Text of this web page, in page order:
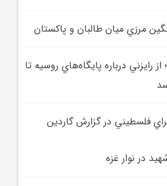
مرزي ميان طالبان و پاکستان
رايزني درباره پايگاه‌هاي روسيه تا
فلسطيني در گزارش گاردين
در نوار غزه